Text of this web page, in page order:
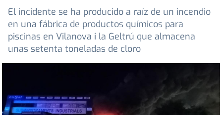
El incidente se ha producido a raíz de un incendio
en una fábrica de productos químicos para
piscinas en Vilanova i la Geltrú que almacena
unas setenta toneladas de cloro